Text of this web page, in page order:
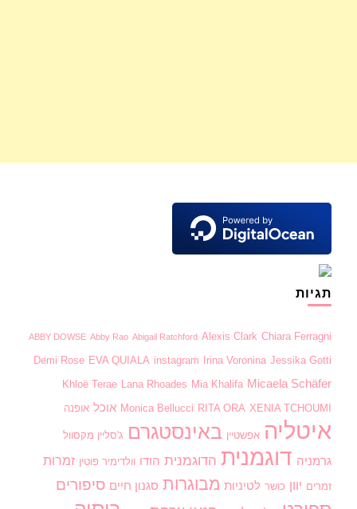
תגיות
ABBY DOWSE Abby Rao Abigail Ratchford Alexis Clark Chiara Ferragni
Demi Rose EVA QUIALA instagram Irina Voronina Jessika Gotti
Khloë Terae Lana Rhoades Mia Khalifa Micaela Schäfer
Monica Bellucci RITA ORA XENIA TCHOUMI אוכל אופנה
איטליה אפשטיין באינסטגרם ג'סליין מקסוול
גרמניה דוגמנית הדוגמנית הודו וולדימיר פוטין זמרות
זמרים יוון כושר לטיניות מבוגרות סגנון חיים סיפורים